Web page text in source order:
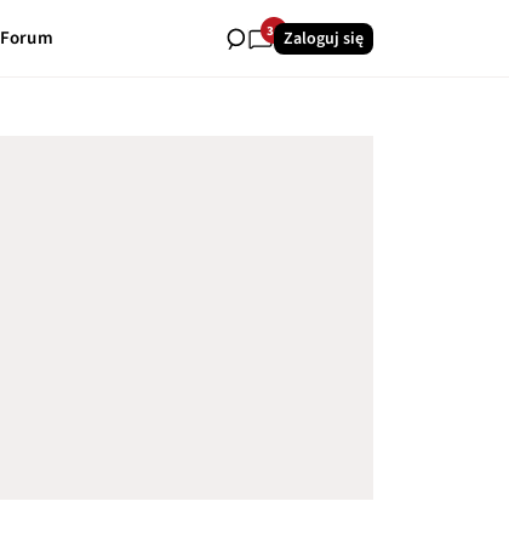
Forum 34Zaloguj się